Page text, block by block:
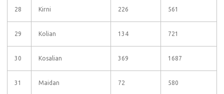
28 Kirni 226 561
29 Kolian 134 721
30 Kosalian 369 1687
31 Maidan 72 580